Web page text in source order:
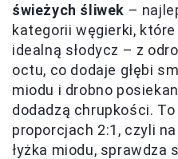
świeżych śliwek –
kategorii węgierki,
idealną słodycz – z
octu, co dodaje głębi
miodu i drobno
dodadzą chrupkości. To
proporcjach 2:1, czyli
łyżka miodu, sprawdza